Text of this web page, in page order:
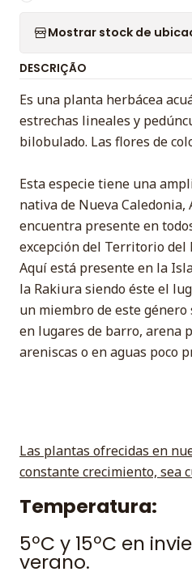
Mostrar stock de
DESCRIÇÃO
Es una planta herbácea
estrechas lineales y
bilobulado. Las flores de
Esta especie tiene una
nativa de Nueva Caledonia,
encuentra presente en
excepción del Territorio del
Aquí está presente en la
la Rakiura siendo éste el
un miembro de este género
en lugares de barro, arena
areniscas o en aguas poco
Las plantas ofrecidas en
constante crecimiento, sea
Temperatura:
5ºC y 15ºC en
verano.